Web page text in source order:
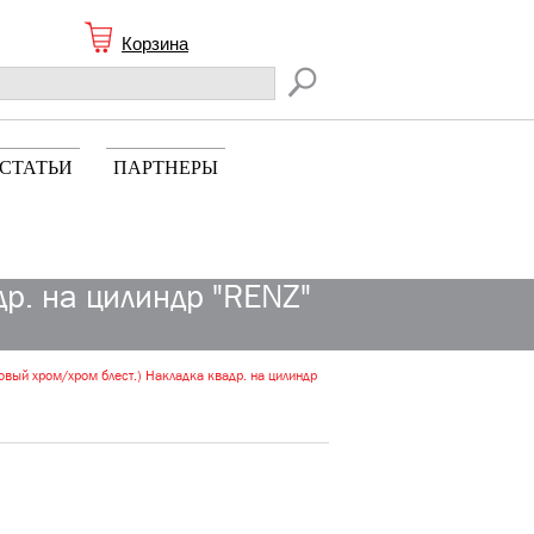
Корзина
ПАРТНЕРЫ
на цилиндр "RENZ"
хром/хром блест.) Накладка квадр. на цилиндр